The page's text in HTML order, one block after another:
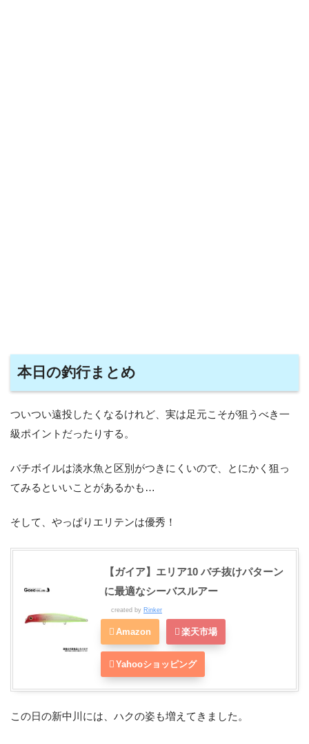
本日の釣行まとめ
ついつい遠投したくなるけれど、実は足元こそが狙うべき一
級ポイントだったりする。
バチボイルは淡水魚と区別がつきにくいので、とにかく狙っ
てみるといいことがあるかも…
そして、やっぱりエリテンは優秀！
【ガイア】エリア10 バチ抜けパターン
に最適なシーバスルアー
created by Rinker
Amazon 楽天市場
Yahooショッピング
この日の新中川には、ハクの姿も増えてきました。